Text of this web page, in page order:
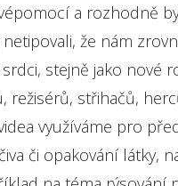
a rozhodně
že nám
stejně jako nové
režisérů, střihačů,
využíváme pro
či opakování látky,